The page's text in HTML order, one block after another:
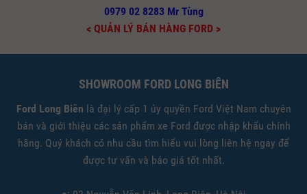
0979 02 8283 Mr Tùng
< QUẢN LÝ BÁN HÀNG FORD >
SHOWROOM FORD LONG BIÊN
Ford Long Biên là đại lý cấp 1 ủy quyền Ford Việt Nam chuyên
bán và giới thiệu các sản phẩm xe Ford được nhập khẩu chính
hãng. Quý khách có nhu cầu tìm hiểu vui lòng liên hệ ngay để
được tư vấn và báo giá tốt nhất.